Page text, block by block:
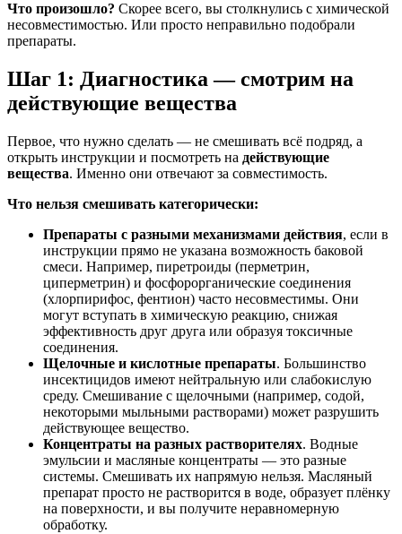
Что произошло? Скорее всего, вы столкнулись с химической
несовместимостью. Или просто неправильно подобрали
препараты.
Шаг 1: Диагностика — смотрим на
действующие вещества
Первое, что нужно сделать — не смешивать всё подряд, а
открыть инструкции и посмотреть на действующие
вещества. Именно они отвечают за совместимость.
Что нельзя смешивать категорически:
Препараты с разными механизмами действия, если в
инструкции прямо не указана возможность баковой
смеси. Например, пиретроиды (перметрин,
циперметрин) и фосфорорганические соединения
(хлорпирифос, фентион) часто несовместимы. Они
могут вступать в химическую реакцию, снижая
эффективность друг друга или образуя токсичные
соединения.
Щелочные и кислотные препараты. Большинство
инсектицидов имеют нейтральную или слабокислую
среду. Смешивание с щелочными (например, содой,
некоторыми мыльными растворами) может разрушить
действующее вещество.
Концентраты на разных растворителях. Водные
эмульсии и масляные концентраты — это разные
системы. Смешивать их напрямую нельзя. Масляный
препарат просто не растворится в воде, образует плёнку
на поверхности, и вы получите неравномерную
обработку.